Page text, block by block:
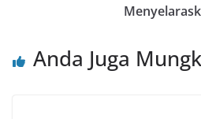
Anda Juga